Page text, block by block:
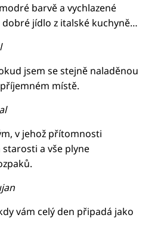
barvě a vychlazené
jídlo z italské kuchyně…
jsem se stejně naladěnou
místě.
v jehož přítomnosti
a vše plyne
vám celý den připadá jako